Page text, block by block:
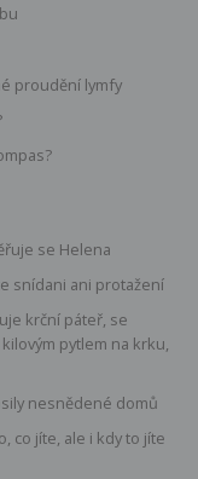
proudění lymfy
se Helena
snídani ani protažení
krční páteř, se
pytlem na krku,
nesnědené domů
co jíte, ale i kdy to jíte